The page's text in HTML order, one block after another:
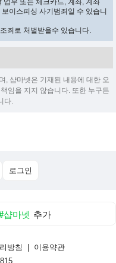
무 또는 체크카드, 계좌, 계좌
이스피싱 사기범죄일 수 있습니
죄로 처벌받을수 있습니다.
, 샵마넷은 기재된 내용에 대한 오
임을 지지 않습니다. 또한 누구든
다.
로그인
샵마넷 추가
방침
이용약관